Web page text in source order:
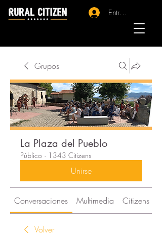
Entrar - Registro
Grupos
La Plaza del Pueblo
Público · 1343 Citizens
Unirse
Conversaciones Multimedia Citizens
Volver